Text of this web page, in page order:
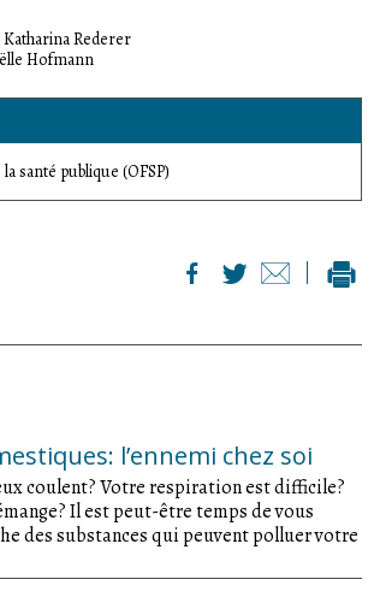
Rederer
Hofmann
santé publique (OFSP)
l’ennemi chez soi
coulent? Votre respiration est difficile?
Il est peut-être temps de vous
des substances qui peuvent polluer votre